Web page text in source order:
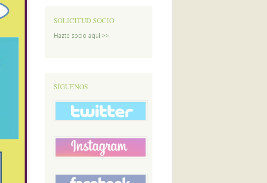
SOLICITUD SOCIO
Hazte socio aquí >>
SÍGUENOS